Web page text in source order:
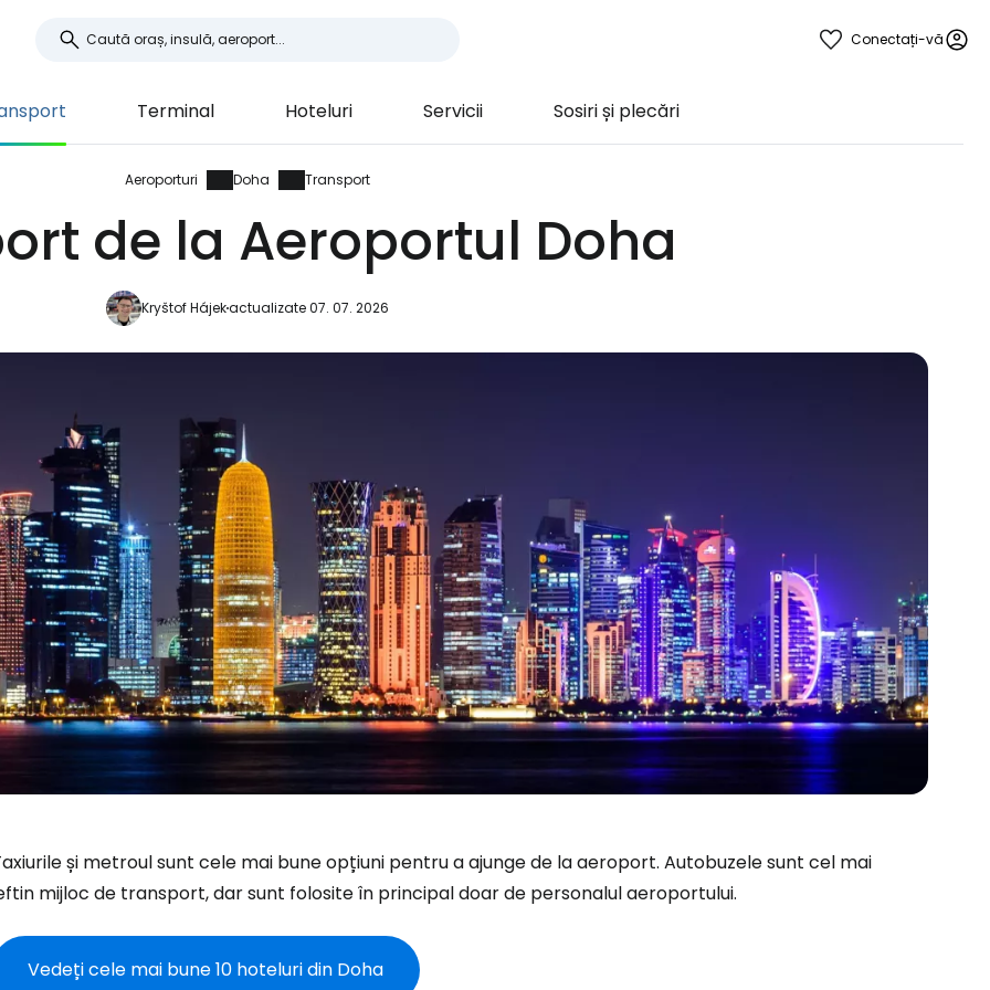
Conectați-vă
Terminal Hoteluri Servicii Sosiri și plecări
Aeroporturi Doha Transport
de la Aeroportul Doha
Kryštof Hájekactualizate 07. 07. 2026
și metroul sunt cele mai bune opțiuni pentru a ajunge de la aeroport. Autobuzele sunt cel mai
mijloc de transport, dar sunt folosite în principal doar de personalul aeroportului.
Vedeți cele mai bune 10 hoteluri din Doha